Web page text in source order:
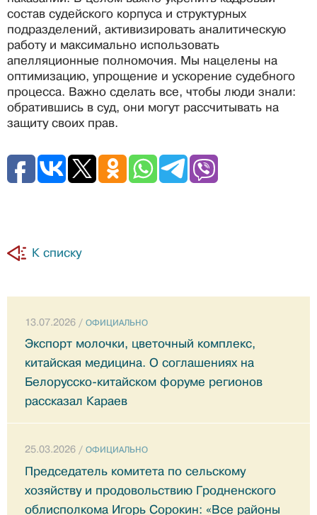
состав судейского корпуса и структурных
подразделений, активизировать аналитическую
работу и максимально использовать
апелляционные полномочия. Мы нацелены на
оптимизацию, упрощение и ускорение судебного
процесса. Важно сделать все, чтобы люди знали:
обратившись в суд, они могут рассчитывать на
защиту своих прав.
К списку
13.07.2026 / ОФИЦИАЛЬНО
Экспорт молочки, цветочный комплекс,
китайская медицина. О соглашениях на
Белорусско-китайском форуме регионов
рассказал Караев
25.03.2026 / ОФИЦИАЛЬНО
Председатель комитета по сельскому
хозяйству и продовольствию Гродненского
облисполкома Игорь Сорокин: «Все районы